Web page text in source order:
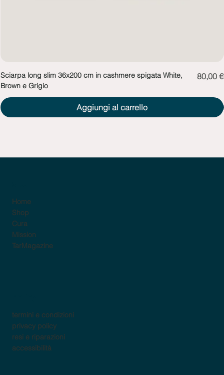
Sciarpa long slim 36x200 cm in cashmere spigata White,
Brown e Grigio
Prezzo
80,00 €
Aggiungi al carrello
Home
Shop
Cura
Mission
TarMagazine
termini e condizioni
privacy policy
resi e riparazioni
accessibilità